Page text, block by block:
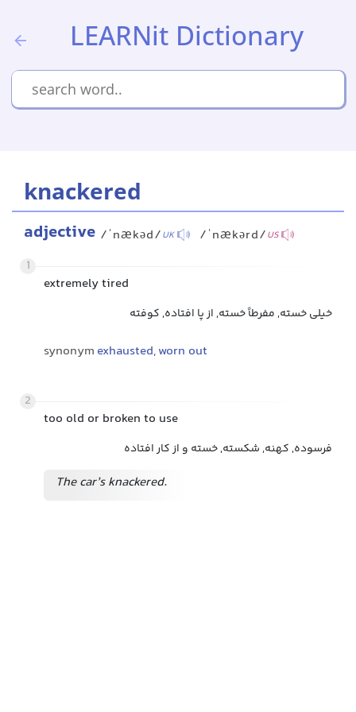
LEARNit Dictionary
knackered
adjective /ˈnækəd/UK /ˈnækərd/US
1
extremely tired
خیلی خسته, مفرطاً خسته, از پا افتاده, کوفته
synonym exhausted,worn out
2
too old or broken to use
فرسوده, کهنه, شکسته, خسته و از کار افتاده
The car’s knackered.